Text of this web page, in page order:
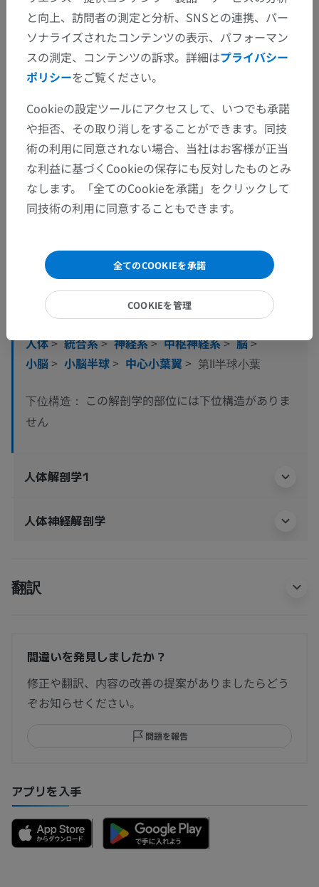
解剖学的階層
人体解剖学2
人体> 統合系> 神経系> 中枢神経系> 脳>
小脳> 小脳半球> 中心小葉翼 > 第II半球小葉
下位構造：
この解剖学的部位には下位構造がありま
せん
人体解剖学1
人体神経解剖学
翻訳
間違いを発見しましたか？
修正や翻訳、内容の改善の提案がありましたらどう
ぞお知らせください。
問題を報告
アプリを入手
と向上、訪問者の測定と分析、SNSとの連携、パー
ソナライズされたコンテンツの表示、パフォーマン
スの測定、コンテンツの訴求。詳細はプライバシー
ポリシーをご覧ください。
Cookieの設定ツールにアクセスして、いつでも承諾
や拒否、その取り消しをすることができます。同技
術の利用に同意されない場合、当社はお客様が正当
な利益に基づくCookieの保存にも反対したものとみ
なします。「全てのCookieを承諾」をクリックして
同技術の利用に同意することもできます。
全てのCOOKIEを承諾
COOKIEを管理